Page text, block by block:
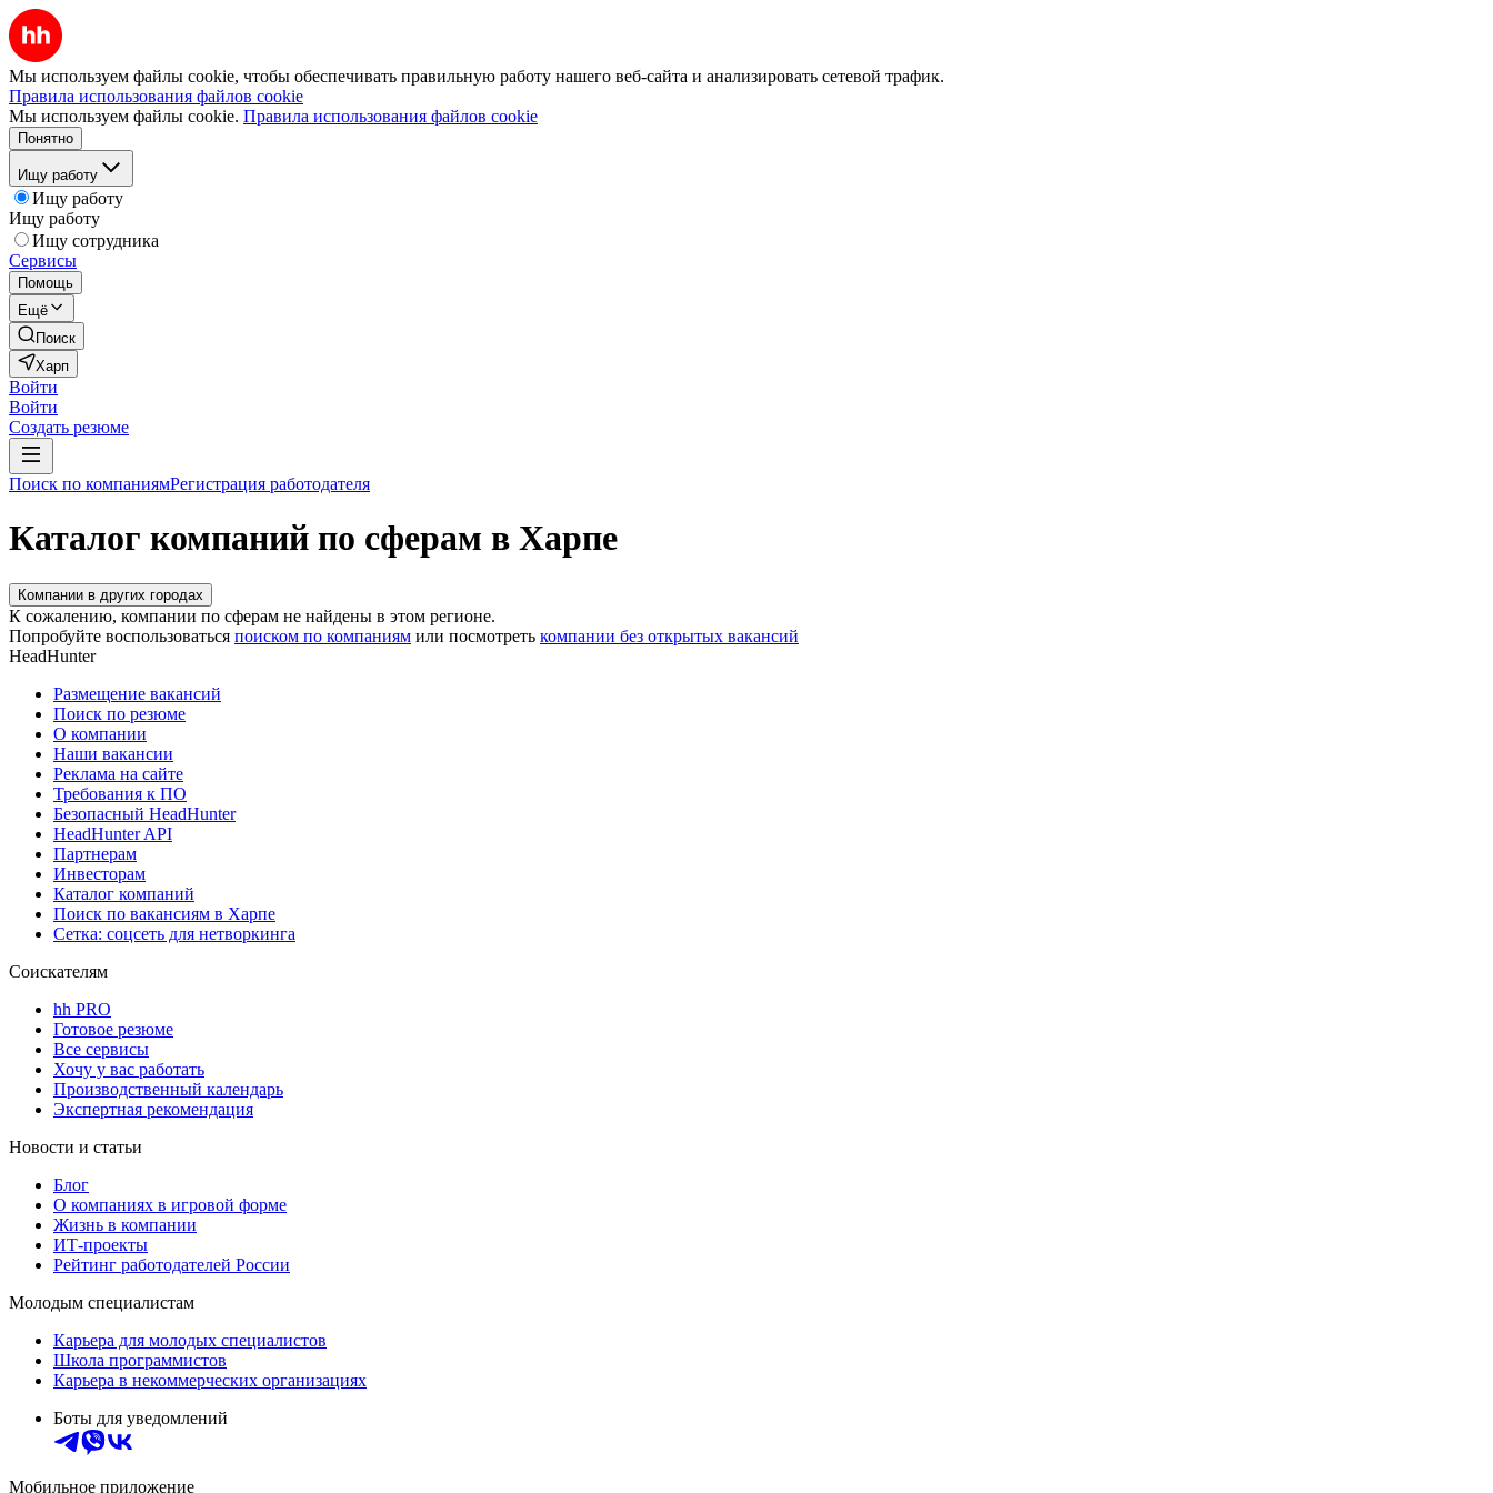
Мы используем файлы cookie, чтобы обеспечивать правильную работу нашего веб-сайта и анализировать сетевой трафик.
Правила использования файлов cookie
Мы используем файлы cookie. Правила использования файлов cookie
Понятно
Ищу работу
Ищу работу
Ищу работу
Ищу сотрудника
Сервисы
Помощь
Ещё
Поиск
Харп
Войти
Войти
Создать резюме
Поиск по компаниямРегистрация работодателя
Каталог компаний по сферам в Харпе
Компании в других городах
К сожалению, компании по сферам не найдены в этом регионе.
Попробуйте воспользоваться поиском по компаниям или посмотреть компании без открытых вакансий
HeadHunter
Размещение вакансий
Поиск по резюме
О компании
Наши вакансии
Реклама на сайте
Требования к ПО
Безопасный HeadHunter
HeadHunter API
Партнерам
Инвесторам
Каталог компаний
Поиск по вакансиям в Харпе
Сетка: соцсеть для нетворкинга
Соискателям
hh PRO
Готовое резюме
Все сервисы
Хочу у вас работать
Производственный календарь
Экспертная рекомендация
Новости и статьи
Блог
О компаниях в игровой форме
Жизнь в компании
ИТ-проекты
Рейтинг работодателей России
Молодым специалистам
Карьера для молодых специалистов
Школа программистов
Карьера в некоммерческих организациях
Боты для уведомлений
Мобильное приложение